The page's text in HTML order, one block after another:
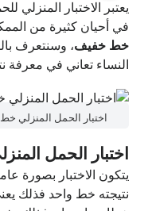
يعتبر الاختبار المنزلي
في أحيان كثيرة من
خط خفيف، وسنتعرف
النساء تعاني في معرفة
اختبار الحمل المنزلي
اختبار الحمل
يتكون الاختبار بصورة
نتيجته خط واحد فذلك